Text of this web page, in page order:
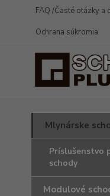
FAQ /Časté otázky a
Ochrana súkromia
Mlynárske
Príslušenstvo
schody
Modulové